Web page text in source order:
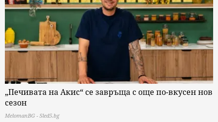
„Печивата на Акис“ се завръща с още по-вкусен нов
сезон
MelomanBG - Sled5.bg